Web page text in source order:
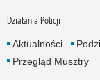
Działania Policji
Aktualności
Przegląd Musztry